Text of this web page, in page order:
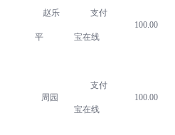
赵乐
平
支付
宝在线
100.00
周园
支付
宝在线
100.00